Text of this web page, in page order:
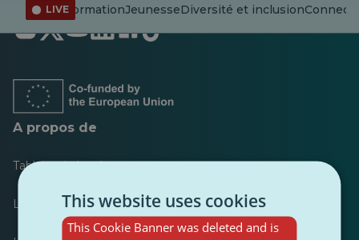
LIVE
DésinformationJeunesseDiversité et inclusion
S'ouvre
dans
onglet
S'ouvre
dans
onglet
S'ouvre
dans
onglet
dans
onglet
dans
onglet
dans
A propos de
Tableau de bord
Le plus publiéThis website uses cookies
This Cookie Banner was deleted and is